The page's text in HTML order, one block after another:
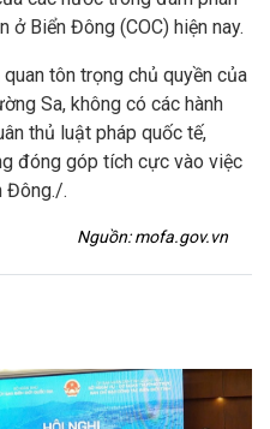
Biển Đông (COC) hiện nay.
tôn trọng chủ quyền của
Sa, không có các hành
thủ luật pháp quốc tế,
đóng góp tích cực vào việc
Đông./.
Nguồn: mofa.gov.vn